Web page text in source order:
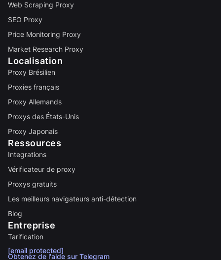
Web Scraping Proxy
SEO Proxy
Price Monitoring Proxy
Market Research Proxy
Localisation
Proxy Brésilien
Proxies français
Proxy Allemands
Proxys des États-Unis
Proxy Japonais
Ressources
Integrations
Vérificateur de proxy
Proxys gratuits
Les meilleurs navigateurs anti-détection
Blog
Entreprise
Tarification
[email protected]
Obtenez de l'aide sur Telegram